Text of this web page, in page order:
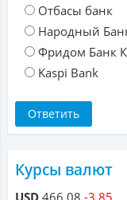
Отбасы банк
Народный
Фридом Банк
Kaspi Bank
Курсы валют